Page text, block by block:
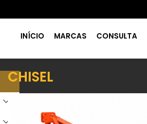
INÍCIO MARCAS CONSULTA
CHISEL